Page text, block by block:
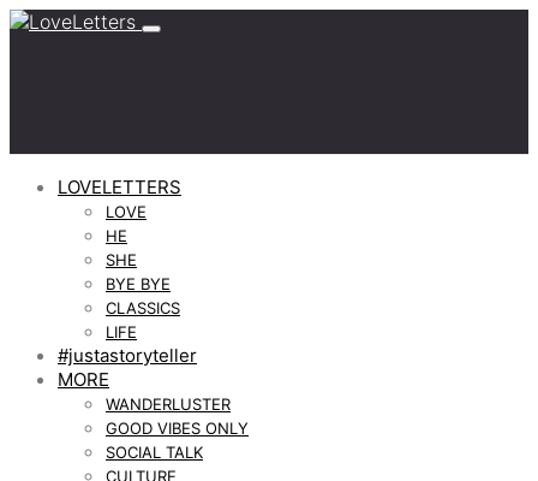
LOVELETTERS
LOVE
HE
SHE
BYE BYE
CLASSICS
LIFE
#justastoryteller
MORE
WANDERLUSTER
GOOD VIBES ONLY
SOCIAL TALK
CULTURE